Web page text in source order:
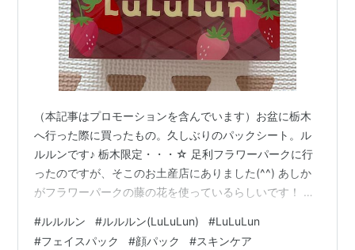
（本記事はプロモーションを含んでいます）お盆に栃木
へ行った際に買ったもの。久しぶりのパックシート。ル
ルルンです♪ 栃木限定・・・☆ 足利フラワーパークに行
ったのですが、そこのお土産店にありました(^^) あしか
がフラワーパークの藤の花を使っているらしいです！ こ
ば良かったなあ涙 藤の花と言えば鬼滅の刃ですねえ。気
#ルルルン #ルルルン(LuLuLun) #LuLuLun
#フェイスパック #顔パック #スキンケア